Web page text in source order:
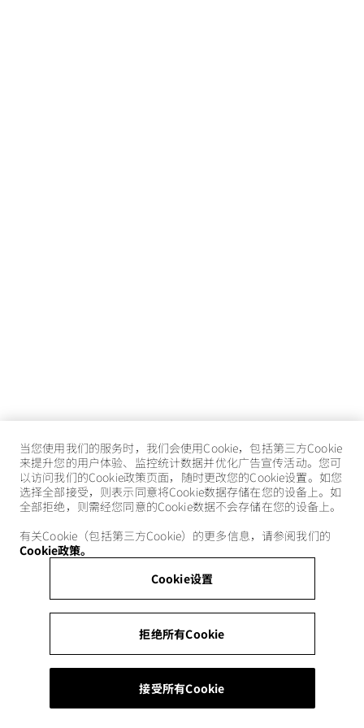
当您使用我们的服务时，我们会使用Cookie，包括第三方Cookie
来提升您的用户体验、监控统计数据并优化广告宣传活动。您可
以访问我们的Cookie政策页面，随时更改您的Cookie设置。如您
选择全部接受，则表示同意将Cookie数据存储在您的设备上。如
全部拒绝，则需经您同意的Cookie数据不会存储在您的设备上。
有关Cookie（包括第三方Cookie）的更多信息，请参阅我们的
Cookie政策。
Cookie设置
拒绝所有Cookie
接受所有Cookie